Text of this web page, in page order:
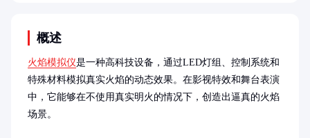
概述
火焰模拟仪是一种高科技设备，通过LED灯组、控制系统和
特殊材料模拟真实火焰的动态效果。在影视特效和舞台表演
中，它能够在不使用真实明火的情况下，创造出逼真的火焰
场景。